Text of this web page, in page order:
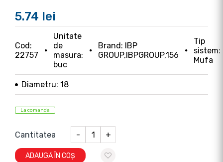
5.74 lei
Cod:
22757
Unitate
de
masura:
buc
Brand: IBP
GROUP,IBPGROUP,156
Tip
sistem:
Mufa
Diametru: 18
La comanda
Cantitatea - +
ADAUGĂ ÎN COȘ